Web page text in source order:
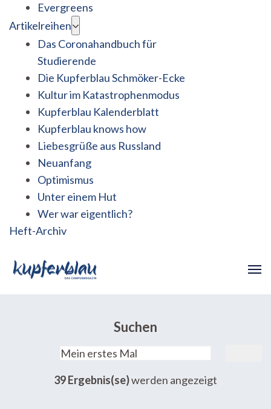
Evergreens
Artikelreihen
Das Coronahandbuch für
Studierende
Die Kupferblau Schmöker-Ecke
Kultur im Katastrophenmodus
Kupferblau Kalenderblatt
Kupferblau knows how
Liebesgrüße aus Russland
Neuanfang
Optimismus
Unter einem Hut
Wer war eigentlich?
Heft-Archiv
Suchen
Suchen
39 Ergebnis(se)werden angezeigt